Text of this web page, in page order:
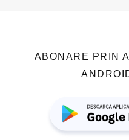
ABONARE PRIN